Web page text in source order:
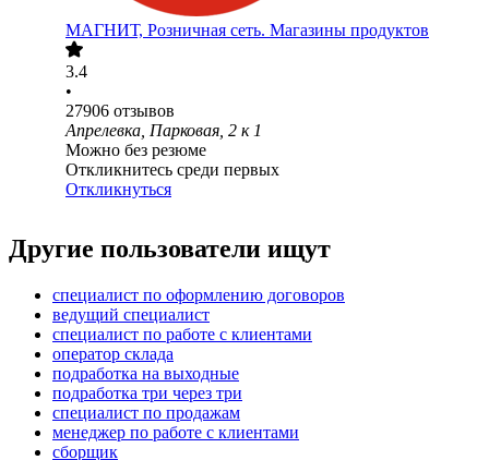
МАГНИТ, Розничная сеть. Магазины продуктов
3.4
•
27906 отзывов
Апрелевка, Парковая, 2 к 1
Можно без резюме
Откликнитесь среди первых
Откликнуться
Другие пользователи ищут
специалист по оформлению договоров
ведущий специалист
специалист по работе с клиентами
оператор склада
подработка на выходные
подработка три через три
специалист по продажам
менеджер по работе с клиентами
сборщик